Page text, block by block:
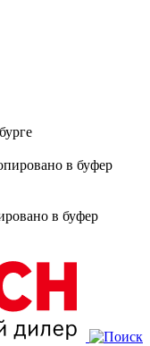
в буфер
в буфер